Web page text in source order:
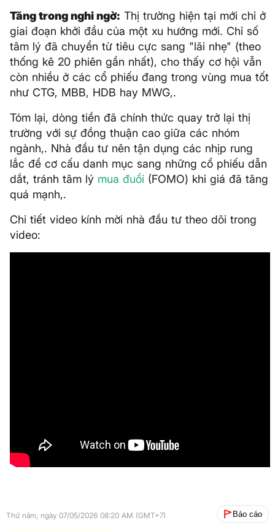
Tăng trong nghi ngờ: Thị trường hiện tại mới chỉ ở
giai đoạn khởi đầu của một xu hướng mới. Chỉ số
tâm lý đã chuyển từ tiêu cực sang "lãi nhẹ" (theo
thống kê 20 phiên gần nhất), cho thấy cơ hội vẫn
còn nhiều ở các cổ phiếu đang trong vùng mua tốt
như CTG, MBB, HDB hay MWG,.
Tóm lại, dòng tiền đã chính thức quay trở lại thị
trường với sự đồng thuận cao giữa các nhóm
ngành,. Nhà đầu tư nên tận dụng các nhịp rung
lắc để cơ cấu danh mục sang những cổ phiếu dẫn
dắt, tránh tâm lý mua đuổi (FOMO) khi giá đã tăng
quá mạnh,.
Chi tiết video kính mời nhà đầu tư theo dõi trong
video:
Thứ năm, ngày 07/05/2026 08:20 AM (GMT+7) Báo cáo